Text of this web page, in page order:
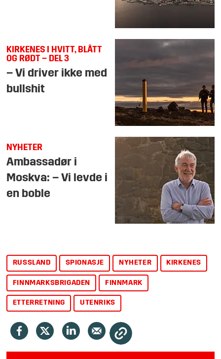
KIRKENES I HVITT, BLÅTT
OG RØDT – DEL 3
– Vi driver ikke med
bullshit
NYHETER
Ambassadør i
Moskva: – Vi levde i
en boble
RUSSLAND SPIONASJE NYHETER KIRKENES
FINNMARKSBRIGADEN FINNMARK
ETTERRETNING UTENRIKS